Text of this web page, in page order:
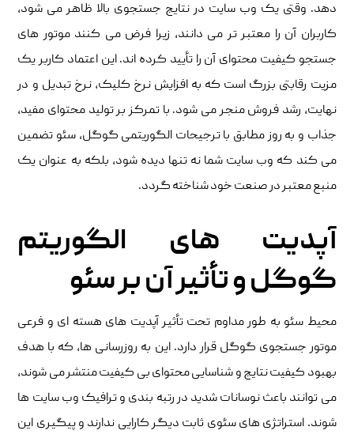
‌دهد. وقتی یک وب ‌سایت در نتایج جستجوی بالا ظاهر می ‌شود،
کاربران آن را معتبر تر می‌ دانند، زیرا فرض می‌ کنند موتور های
جستجو کیفیت محتوای آن را تأیید کرده‌ اند. این اعتماد کاربر یک
مزیت رقابتی بزرگ است که به افزایش نرخ کلیک، نرخ تبدیل و در
نهایت، رشد فروش منجر می ‌شود. با تمرکز بر تولید محتوای مفید،
جذاب و به ‌روز مطابق با ترجیحات الگوریتمی گوگل، سئو تضمین
می ‌کند که وب ‌سایت شما نه تنها دیده شود، بلکه به عنوان یک
منبع معتبر در صنعت خود شناخته گردد.
آپدیت‌ های الگوریتم
گوگل و تأثیر آن بر سئو
محیط سئو به‌ طور مداوم تحت تأثیر آپدیت‌ های هسته ‌ای و فرعی
موتور جستجوی گوگل قرار دارد. این به ‌روزرسانی ‌ها، که با هدف
بهبود کیفیت نتایج و شناسایی محتوای بی‌ کیفیت منتشر می ‌شوند،
می ‌توانند باعث نوسانات شدید در رتبه ‌بندی و ترافیک وب‌ سایت ‌ها
شوند. استراتژی ‌های سئوی ثابت دیگر کارایی ندارند و پیگیری این